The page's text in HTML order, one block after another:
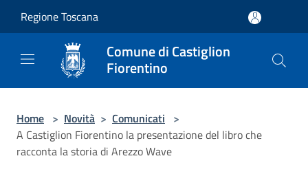
Regione Toscana
Comune di Castiglion
Fiorentino
Home > Novità > Comunicati >
A Castiglion Fiorentino la presentazione del libro che
racconta la storia di Arezzo Wave